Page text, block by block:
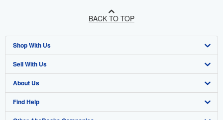
BACK TO TOP
Shop With Us
Advanced Search
Browse Collections
My Account
Sell With Us
Start Selling
Join Our Affiliate Programme
About Us
About AbeBooks
Find Help